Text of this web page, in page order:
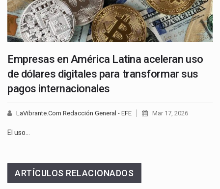
Empresas en América Latina aceleran uso
de dólares digitales para transformar sus
pagos internacionales
LaVibrante.Com Redacción General - EFE Mar 17, 2026
El uso…
ARTÍCULOS RELACIONADOS